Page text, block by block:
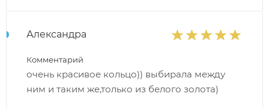
Александра
Комментарий
очень красивое кольцо)) выбирала между
ним и таким же,только из белого золота)